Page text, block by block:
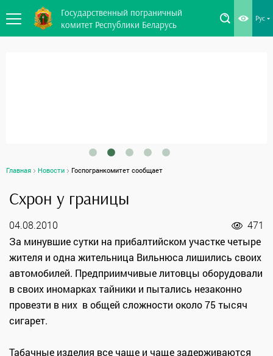
Государственный пограничный
комитет Республики Беларусь
Рус
Главная Новости Госпогранкомитет сообщает
Схрон у границы
04.08.2010 471
За минувшие сутки на прибалтийском участке четыре
жителя и одна жительница Вильнюса лишились своих
автомобилей. Предприимчивые литовцы оборудовали
в своих иномарках тайники и пытались незаконно
провезти в них в общей сложности около 75 тысяч
сигарет.
Табачные изделия все чаще и чаще задерживаются